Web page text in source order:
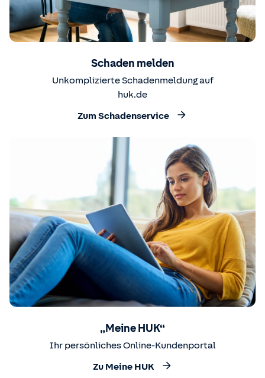
Schaden melden
Unkomplizierte Schadenmeldung auf
huk.de
Zum Schadenservice
„Meine HUK“
Ihr persönliches Online-Kundenportal
Zu Meine HUK